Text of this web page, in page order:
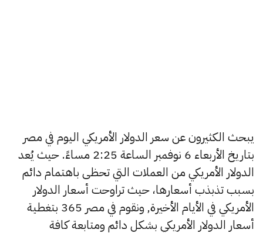
يبحث الكثيرون عن سعر الدولار الأمريكي اليوم في مصر
بتاريخ الأربعاء 6 نوفمبر الساعة 2:25 مساءً. حيث يُعد
الدولار الأمريكي من العملات التي تحظى باهتمام دائم
بسبب تذبذب أسعارها، حيث تراوحت أسعار الدولار
الأمريكي في الأيام الأخيرة, ونقوم في مصر 365 بتغطية
أسعار الدولار الأمريكي بشكل دائم ومتابعة كافة